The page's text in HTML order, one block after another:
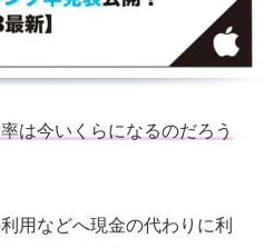
は今いくらになるのだろう
用などへ現金の代わりに利